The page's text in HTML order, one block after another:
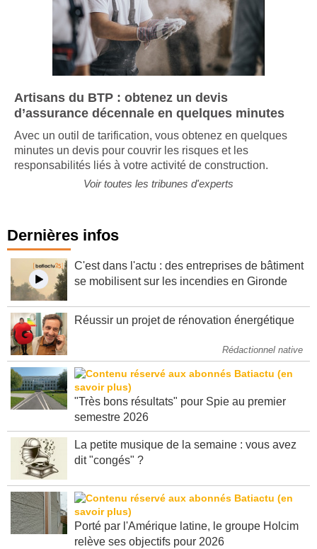
Artisans du BTP : obtenez un devis
d’assurance décennale en quelques minutes
Avec un outil de tarification, vous obtenez en quelques
minutes un devis pour couvrir les risques et les
responsabilités liés à votre activité de construction.
Voir toutes les tribunes d'experts
Dernières infos
C'est dans l'actu : des entreprises de bâtiment
se mobilisent sur les incendies en Gironde
Réussir un projet de rénovation énergétique
Rédactionnel native
"Très bons résultats" pour Spie au premier
semestre 2026
La petite musique de la semaine : vous avez
dit "congés" ?
Porté par l'Amérique latine, le groupe Holcim
relève ses objectifs pour 2026